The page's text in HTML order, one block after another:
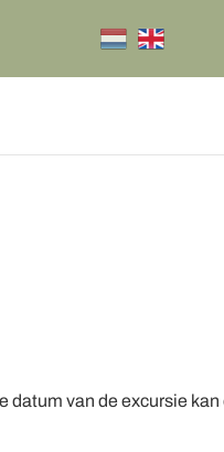
van de excursie